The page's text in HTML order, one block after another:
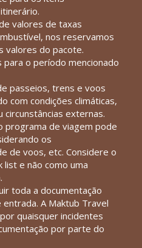
valores de taxas
nos reservamos
valores do pacote.
para o período mencionado
passeios, trens e voos
com condições climáticas,
externas.
programa de viagem pode
os
de voos, etc. Considere o
list e não como uma
toda a documentação
A Maktub Travel
quaisquer incidentes
por parte do